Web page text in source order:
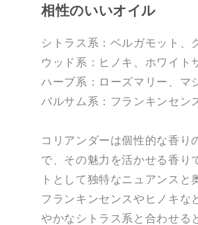
相性のいいオイル
シトラス系：ベルガモット、
ウッド系：ヒノキ、ホワイト
ハーブ系：ローズマリー、マ
バルサム系：フランキンセン
コリアンダーは個性的な香り
で、その魅力を活かせる香り
トとして独特なニュアンス
フランキンセンスやヒノキな
やかなシトラス系と合わせる